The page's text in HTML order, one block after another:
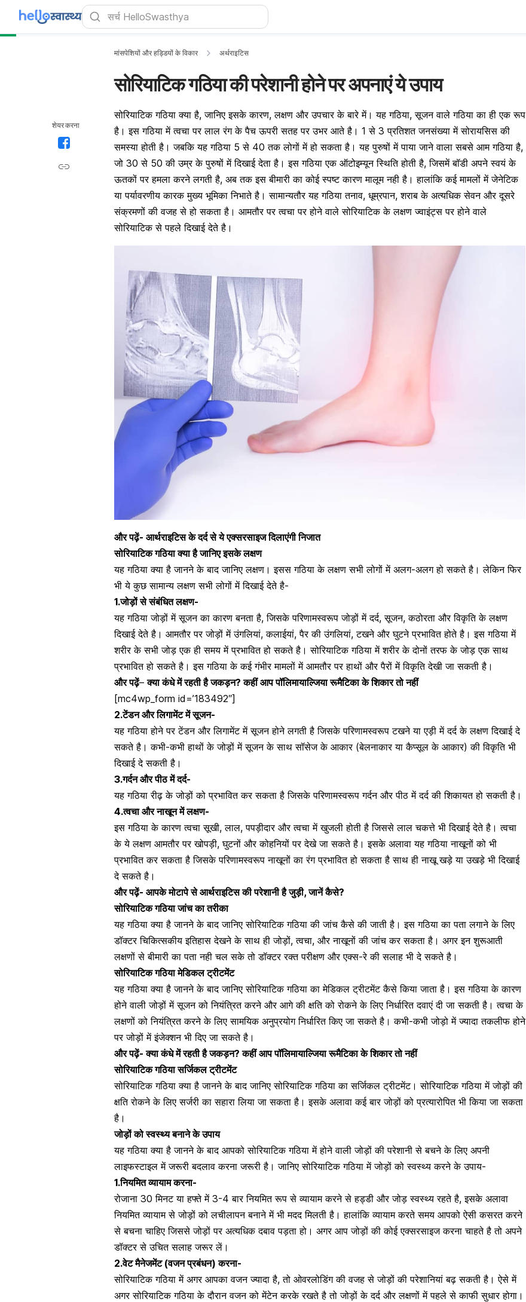
शेयर करना
मांसपेशियों और हड्डियों के विकार अर्थराइटिस
सोरियाटिक गठिया की परेशानी होने पर अपनाएं ये उपाय
सोरियाटिक गठिया क्या है, जानिए इसके कारण, लक्षण और उपचार के बारे में। यह गठिया, सूजन वाले गठिया का ही एक रूप
है। इस गठिया में त्वचा पर लाल रंग के पैच ऊपरी सतह पर उभर आते है। 1 से 3 प्रतिशत जनसंख्या में सोरायसिस की
समस्या होती है। जबकि यह गठिया 5 से 40 तक लोगों में हो सकता है। यह पुरुषों में पाया जाने वाला सबसे आम गठिया है,
जो 30 से 50 की उम्र के पुरुषों में दिखाई देता है। इस गठिया एक ऑटोइम्यून स्थिति होती है, जिसमें बॉडी अपने स्वयं के
ऊतकों पर हमला करने लगती है, अब तक इस बीमारी का कोई स्पष्ट कारण मालूम नही है। हालांकि कई मामलों में जेनेटिक
या पर्यावरणीय कारक मुख्य भूमिका निभाते है। सामान्यतौर यह गठिया तनाव, धूम्रपान, शराब के अत्यधिक सेवन और दूसरे
संक्रमणों की वजह से हो सकता है। आमतौर पर त्वचा पर होने वाले सोरियाटिक के लक्षण ज्वाइंट्स पर होने वाले
सोरियाटिक से पहले दिखाई देते है।
और पढ़ें- आर्थराइटिस के दर्द से ये एक्सरसाइज दिलाएंगी निजात
सोरियाटिक गठिया क्या है जानिए इसके लक्षण
यह गठिया क्या है जानने के बाद जानिए लक्षण। इसस गठिया के लक्षण सभी लोगों में अलग-अलग हो सकते है। लेकिन फिर
भी ये कुछ सामान्य लक्षण सभी लोगों में दिखाई देते है-
1.जोड़ों से संबंधित लक्षण-
यह गठियाजोड़ों में सूजन का कारणबनता है, जिसके परिणामस्वरूप जोड़ों में दर्द, सूजन, कठोरता और विकृति के लक्षण
दिखाई देते है। आमतौर पर जोड़ों में उंगलियां, कलाईयां, पैर की उंगलियां, टखने और घुटने प्रभावित होते है। इस गठिया में
शरीर के सभी जोड़ एक ही समय में प्रभावित हो सकते है। सोरियाटिक गठिया में शरीर के दोनों तरफ के जोड़ एक साथ
प्रभावित हो सकते है। इस गठिया के कई गंभीर मामलों में आमतौर पर हाथों और पैरों में विकृति देखी जा सकती है।
और पढ़ें–क्या कंधे में रहती है जकड़न? कहीं आप पॉलिमायाल्जिया रूमैटिका के शिकार तो नहीं
[mc4wp_form id=’183492″]
2.टेंडनऔर लिगामेंट में सूजन-
यह गठिया होने पर टेंडन और लिगामेंट में सूजन होने लगती है जिसके परिणामस्वरूप टखने या एड़ी में दर्द के लक्षण दिखाई दे
सकते है। कभी-कभी हाथों के जोड़ों में सूजन के साथ सॉसेज के आकार (बेलनाकार या कैप्सूल के आकार) की विकृति भी
दिखाई दे सकती है।
3.गर्दन और पीठ में दर्द-
यह गठियारीढ़ के जोड़ों को प्रभावित कर सकता है जिसके परिणामस्वरूप गर्दन औरपीठ में दर्द की शिकायतहो सकती है।
4.त्वचा और नाखून में लक्षण-
इस गठिया के कारण त्वचा सूखी, लाल, पपड़ीदार औरत्वचा में खुजली होती है जिससे लाल चकत्ते भी दिखाई देते है। त्वचा
के ये लक्षण आमतौर पर खोपड़ी, घुटनों और कोहनियों पर देखे जा सकते है। इसके अलावा यह गठिया नाखूनों को भी
प्रभावित कर सकता है जिसके परिणामस्वरूप नाखूनों का रंग प्रभावित हो सकता है साथ ही नाखू खड़े या उखड़े भी दिखाई
दे सकते है।
और पढ़ें- आपके मोटापे से आर्थराइटिस की परेशानी है जुड़ी, जानें कैसे?
सोरियाटिक गठिया जांच का तरीका
यह गठिया क्या है जानने के बाद जानिए सोरियाटिक गठिया की जांच कैसे की जाती है। इस गठिया का पता लगाने के लिए
डॉक्टर चिकित्सकीय इतिहास देखने के साथ ही जोड़ों, त्वचा, और नाखूनों की जांच कर सकता है। अगर इन शुरूआती
लक्षणों से बीमारी का पता नही चल सके तो डॉक्टररक्त परीक्षण और एक्स-रे की सलाह भी दे सकते है।
सोरियाटिक गठिया मेडिकल ट्रीटमेंट
यह गठिया क्या है जानने के बाद जानिए सोरियाटिक गठिया का मेडिकल ट्रीटमेंट कैसे किया जाता है। इस गठिया के कारण
होने वाली जोड़ों में सूजन को नियंत्रित करने और आगे की क्षति को रोकने के लिए निर्धारित दवाएं दी जा सकती है। त्वचा के
लक्षणों को नियंत्रित करने के लिए सामयिक अनुप्रयोग निर्धारित किए जा सकते है। कभी-कभी जोड़ो में ज्यादा तकलीफ होने
पर जोड़ों में इंजेक्शन भी दिए जा सकते है।
और पढ़ें-क्या कंधे में रहती है जकड़न? कहीं आप पॉलिमायाल्जिया रूमैटिका के शिकार तो नहीं
सोरियाटिक गठिया सर्जिकल ट्रीटमेंट
सोरियाटिक गठिया क्या है जानने के बाद जानिए सोरियाटिक गठिया का सर्जिकल ट्रीटमेंट। सोरियाटिक गठिया में जोड़ों की
क्षति रोकने के लिए सर्जरी का सहारा लिया जा सकता है। इसके अलावा कई बार जोड़ों को प्रत्यारोपित भी किया जा सकता
है।
जोड़ों को स्वस्थ्य बनाने के उपाय
यह गठिया क्या है जानने के बाद आपको सोरियाटिक गठिया में होने वाली जोड़ों की परेशानी से बचने के लिए अपनी
लाइफस्टाइल में जरूरी बदलाव करना जरूरी है। जानिए सोरियाटिक गठिया में जोड़ों को स्वस्थ्य करने के उपाय-
1.नियमित व्यायाम करना-
रोजाना 30 मिनट या हफ्ते में 3-4 बार नियमित रूप से व्यायाम करने से हड्डी और जोड़ स्वस्थ्य रहते है, इसके अलावा
नियमित व्यायाम से जोड़ों को लचीलापन बनाने में भी मदद मिलती है। हालांकि व्यायाम करते समय आपको ऐसी कसरत करने
से बचना चाहिए जिससे जोड़ों पर अत्यधिक दबाव पड़ता हो। अगर आप जोड़ों की कोई एक्सरसाइज करना चाहते है तो अपने
डॉक्टर से उचित सलाह जरूर लें।
2.वेट मैनेजमेंट (वजन प्रबंधन) करना-
सोरियाटिक गठिया में अगर आपका वजन ज्यादा है, तो ओवरलोडिंग की वजह से जोड़ों की परेशानियां बढ़ सकती है। ऐसे में
अगर सोरियाटिक गठिया के दौरान वजन को मेंटेन करके रखते है तो जोड़ों के दर्द और लक्षणों में पहले से काफी सुधार होगा।